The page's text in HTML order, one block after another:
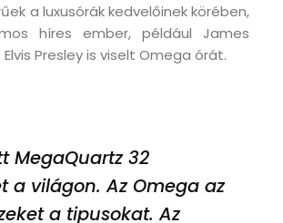
a luxusórák kedvelőinek körében,
híres ember, például James
Elvis Presley is viselt Omega órát.
MegaQuartz 32
a világon. Az Omega az
a tipusokat. Az